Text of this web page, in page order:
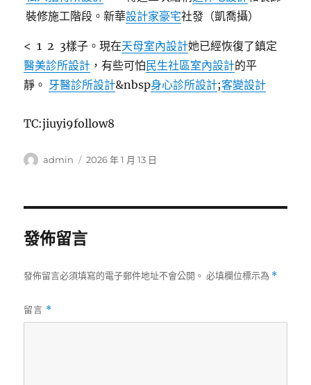
裝修施工階段。新華設計家豪宅社發（凱喬攝）
< 1 2 3樣子。現在天母室內設計她已經恢復了鎮定
醫美診所設計 ，有些可怕 民生社區室內設計的平
靜。 牙醫診所設計&nbsp身心診所設計;客變設計
TC:jiuyi9follow8
作
admin
發
2026 年 1 月 13 日
發佈留言
發佈留言必須填寫的電子郵件地址不會公開。 必填欄位標示為 *
留言 *